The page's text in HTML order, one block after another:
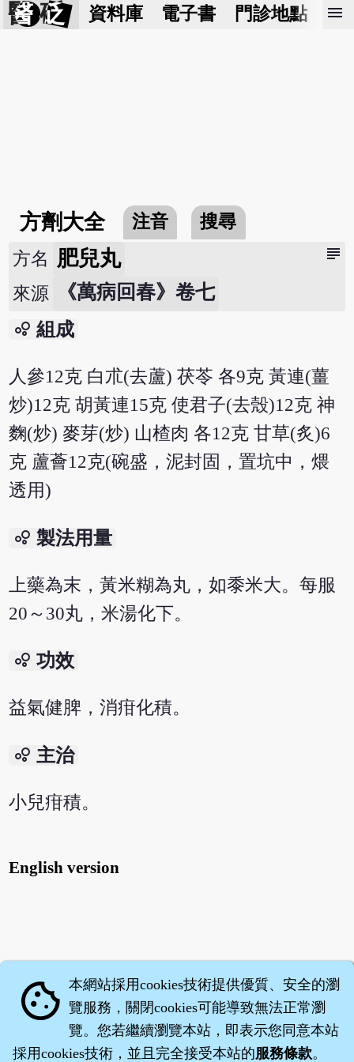
醫 砭 資料庫 電子書 門診地點 預
menu
方劑大全 注音 搜尋
subject
方名 肥兒丸
來源 《萬病回春》卷七
bubble_chart 組成
人參12克 白朮(去蘆) 茯苓 各9克 黃連(薑
炒)12克 胡黃連15克 使君子(去殼)12克 神
麴(炒) 麥芽(炒) 山楂肉 各12克 甘草(炙)6
克 蘆薈12克(碗盛，泥封固，置坑中，煨
透用)
bubble_chart 製法用量
上藥為末，黃米糊為丸，如黍米大。每服
20～30丸，米湯化下。
bubble_chart 功效
益氣健脾，消疳化積。
bubble_chart 主治
小兒疳積。
English version
cookie 本網站採用cookies技術提供優質、安全的瀏
覽服務，關閉cookies可能導致無法正常瀏
覽。您若繼續瀏覽本站，即表示您同意本站
採用cookies技術，並且完全接受本站的服務條款。